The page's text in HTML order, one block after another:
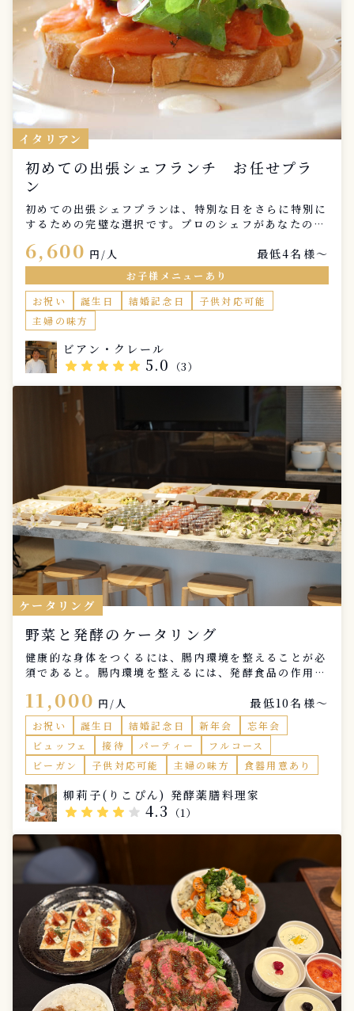
イタリアン
初めての出張シェフランチ お任せプラ
ン
初めての出張シェフプランは、特別な日をさらに特別に
するための完璧な選択です。プロのシェフがあなたの自
ことができるこのプランは、友人や家族との集まりに最
適です。 このプランは、特別な準備を必要とせず、リ
ラックスして楽しむことができます。シェフがすべてを
お任せで準備し、あなたはただ美味しい料理を楽しむだ
けです。初めての出張シェフ体験を、ぜひこのプランで
お試しください。
6,600 円/人 最低4名様〜
お子様メニューあり
お祝い
誕生日 結婚記念日
子供対応可能
主婦の味方
ビアン・クレール
star star star star star 5.0 （3）
ケータリング
野菜と発酵のケータリング
健康的な身体をつくるには、腸内環境を整えることが必
須であると。腸内環境を整えるには、発酵食品の作用が
りました。 そうするうちに私自身、体の調子や、肌の
調子が良くなり、日々の生活に加えてケータリングでも
取り入れるようになりました。 美味しく食べて、なん
か調子が良くなって、心と体が整う。これが私にとって
最高な薬膳ご飯だと思っています。
11,000 円/人 最低10名様〜
お祝い 誕生日 結婚記念日 新年会
忘年会
ビュッフェ
接待 パーティー
フルコース
ビーガン
子供対応可能 主婦の味方 食器用意あり
柳莉子(りこぴん) 発酵薬膳料理家
star star star star star 4.3 （1）